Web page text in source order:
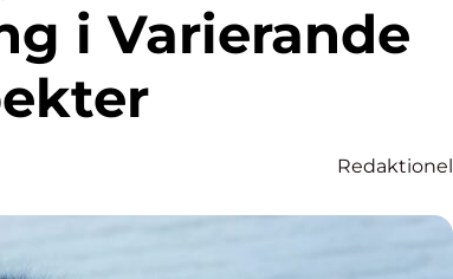
i Varierande
Redaktionel